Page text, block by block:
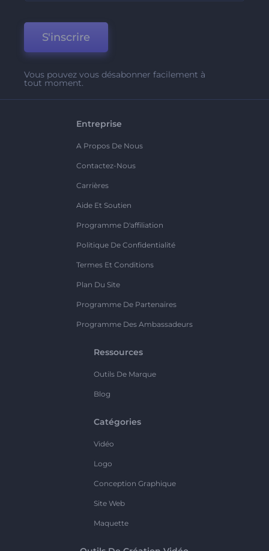
S'inscrire
Vous pouvez vous désabonner facilement à
tout moment.
Entreprise
A Propos De Nous
Contactez-Nous
Carrières
Aide Et Soutien
Programme D'affiliation
Politique De Confidentialité
Termes Et Conditions
Plan Du Site
Programme De Partenaires
Programme Des Ambassadeurs
Ressources
Outils De Marque
Blog
Catégories
Vidéo
Logo
Conception Graphique
Site Web
Maquette